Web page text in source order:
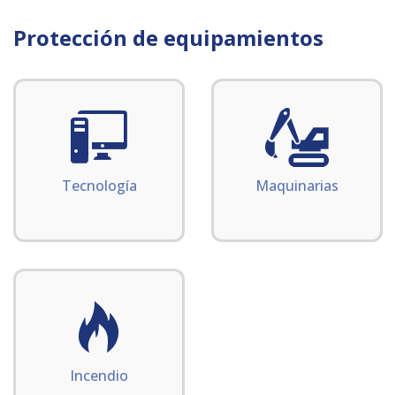
Protección de equipamientos
Tecnología Maquinarias
Incendio